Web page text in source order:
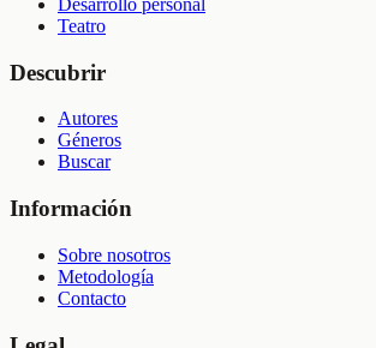
Desarrollo personal
Teatro
Descubrir
Autores
Géneros
Buscar
Información
Sobre nosotros
Metodología
Contacto